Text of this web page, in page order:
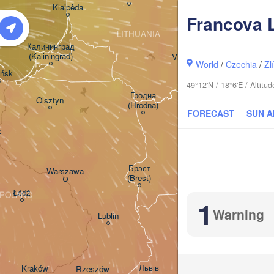
Francova
World /Czechia /
49°12'N / 18°6'E /
FORECAST SUN
1 Warning
Warszawa
Kraków
Łódź
Olsztyn
Rzeszów
Klaipėda
Калининград
(Kaliningrad)
POLAND
Мінск
Львів
Vilnius
Баранавічы
Гродна
(Hrodna)
Lublin
Брэст
(Brest)
BELARUS
LITHUANIA